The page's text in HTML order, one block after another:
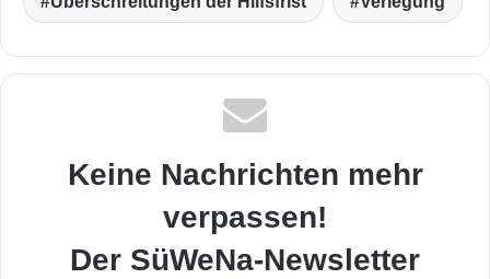
Keine Nachrichten mehr
verpassen!
Der SüWeNa-Newsletter